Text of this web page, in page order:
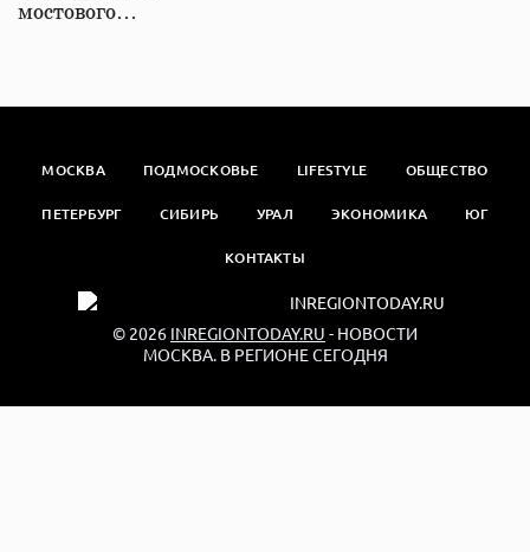
мостового…
МОСКВА ПОДМОСКОВЬЕ LIFESTYLE ОБЩЕСТВО
ПЕТЕРБУРГ СИБИРЬ УРАЛ ЭКОНОМИКА ЮГ
КОНТАКТЫ
© 2026 INREGIONTODAY.RU - НОВОСТИ
МОСКВА. В РЕГИОНЕ СЕГОДНЯ